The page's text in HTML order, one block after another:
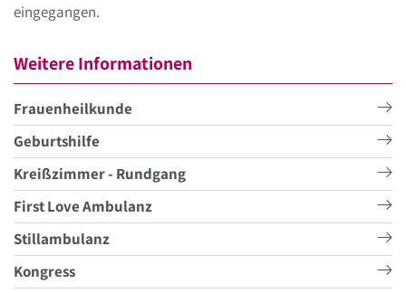
eingegangen.
Weitere Informationen
Frauenheilkunde
Geburtshilfe
Kreißzimmer - Rundgang
First Love Ambulanz
Stillambulanz
Kongress